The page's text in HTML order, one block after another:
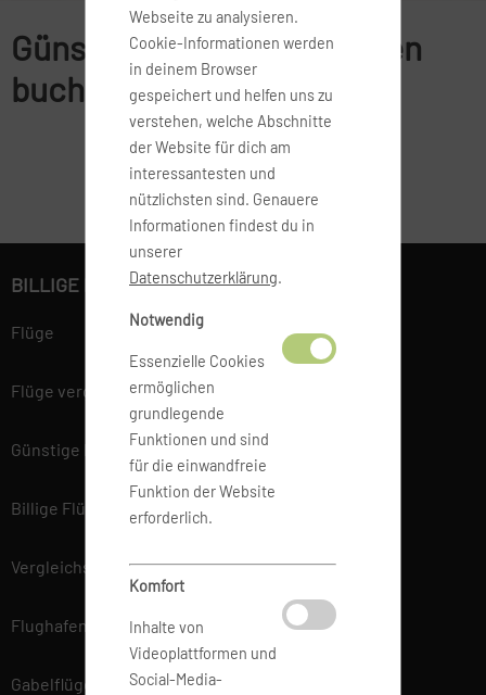
Günstige Flüge nach Jemen
buchen
Webseite zu analysieren.
Cookie-Informationen werden
in deinem Browser
gespeichert und helfen uns zu
verstehen, welche Abschnitte
der Website für dich am
interessantesten und
nützlichsten sind. Genauere
Informationen findest du in
unserer
Datenschutzerklärung.
Notwendig
Essenzielle Cookies
ermöglichen
grundlegende
Funktionen und sind
für die einwandfreie
Funktion der Website
erforderlich.
Komfort
Inhalte von
Videoplattformen und
Social-Media-
BILLIGE FLÜGE BUCHEN
Flüge
Flüge vergleichen
Günstige Flüge
Billige Flüge
Vergleichsportal
Flughafen Informationen
Gabelflüge